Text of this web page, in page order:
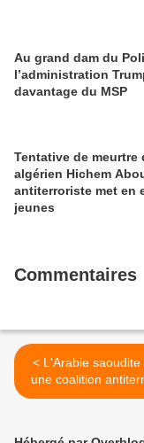
Au grand dam du
l’administration
davantage du MSP
Tentative de meurtre
algérien Hichem
antiterroriste met en
jeunes
Commentaires
< L'Arabie saoudite lance
une coalition
de pays